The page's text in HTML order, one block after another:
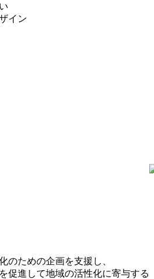
イン
のための企画を支援し、
促進して地域の活性化に寄与する